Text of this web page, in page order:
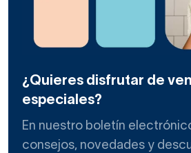
¿Quieres disfrutar de
especiales?
En nuestro boletín
consejos, novedades y